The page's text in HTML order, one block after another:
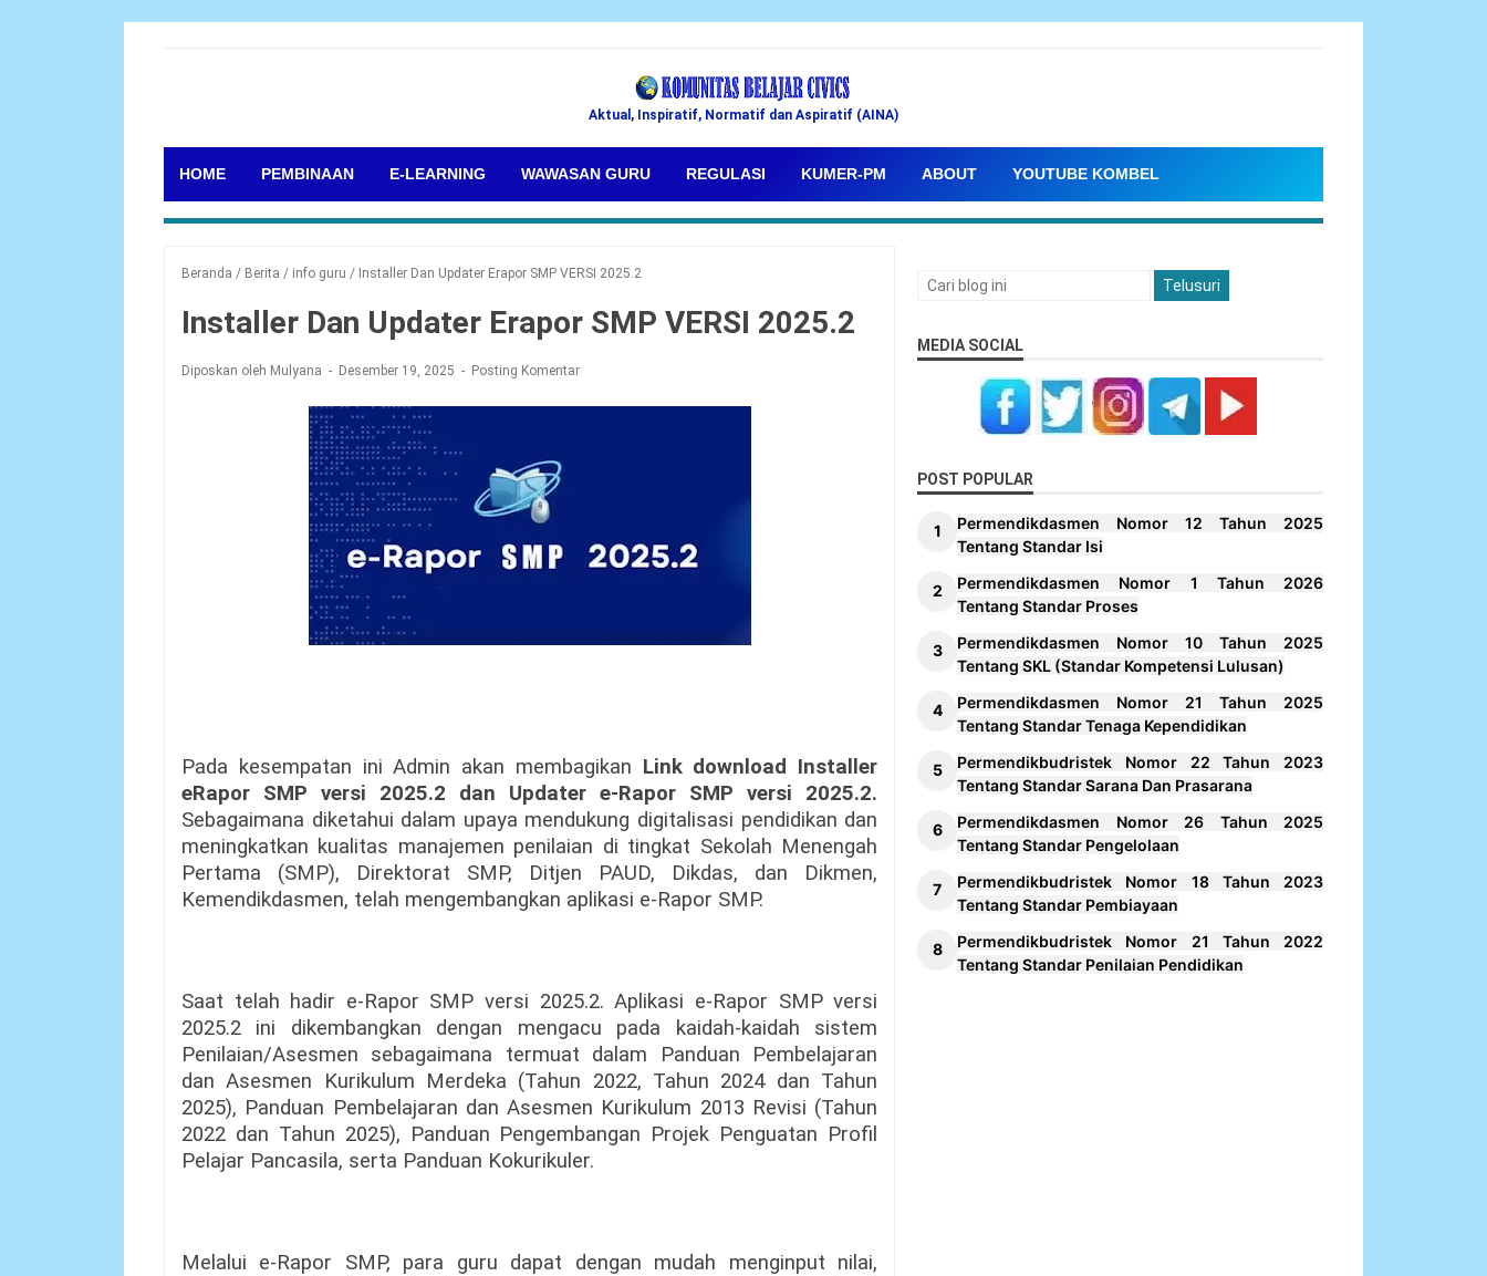
Aktual, Inspiratif, Normatif dan Aspiratif (AINA)
HOME PEMBINAAN E-LEARNING WAWASAN GURU REGULASI KUMER-PM ABOUT YOUTUBE KOMBEL
Beranda / Berita / info guru / Installer Dan Updater Erapor SMP VERSI 2025.2
Installer Dan Updater Erapor SMP VERSI 2025.2
Diposkan oleh Mulyana Desember 19, 2025 Posting Komentar
Pada kesempatan ini Admin akan membagikan Link download Installer
eRapor SMP versi 2025.2 dan Updater e-Rapor SMP versi 2025.2.
Sebagaimana diketahui dalam upaya mendukung digitalisasi pendidikan dan
meningkatkan kualitas manajemen penilaian di tingkat Sekolah Menengah
Pertama (SMP), Direktorat SMP, Ditjen PAUD, Dikdas, dan Dikmen,
Kemendikdasmen, telah mengembangkan aplikasi e-Rapor SMP.
Saat telah hadir e-Rapor SMP versi 2025.2. Aplikasi e-Rapor SMP versi
2025.2 ini dikembangkan dengan mengacu pada kaidah-kaidah sistem
Penilaian/Asesmen sebagaimana termuat dalam Panduan Pembelajaran
dan Asesmen Kurikulum Merdeka (Tahun 2022, Tahun 2024 dan Tahun
2025), Panduan Pembelajaran dan Asesmen Kurikulum 2013 Revisi (Tahun
2022 dan Tahun 2025), Panduan Pengembangan Projek Penguatan Profil
Pelajar Pancasila, serta Panduan Kokurikuler.
Melalui e-Rapor SMP, para guru dapat dengan mudah menginput nilai,
MEDIA SOCIAL
POST POPULAR
Permendikdasmen Nomor 12 Tahun 2025
Tentang Standar Isi
Permendikdasmen Nomor 1 Tahun 2026
Tentang Standar Proses
Permendikdasmen Nomor 10 Tahun 2025
Tentang SKL (Standar Kompetensi Lulusan)
Permendikdasmen Nomor 21 Tahun 2025
Tentang Standar Tenaga Kependidikan
Permendikbudristek Nomor 22 Tahun 2023
Tentang Standar Sarana Dan Prasarana
Permendikdasmen Nomor 26 Tahun 2025
Tentang Standar Pengelolaan
Permendikbudristek Nomor 18 Tahun 2023
Tentang Standar Pembiayaan
Permendikbudristek Nomor 21 Tahun 2022
Tentang Standar Penilaian Pendidikan